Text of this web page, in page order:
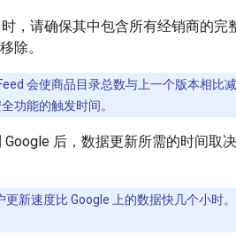
，请确保其中包含所有经销商的
除。
会使商品目录总数与上一个版本相比
功能的触发时间。
Google 后，数据更新所需的时间取
更新速度比 Google 上的数据快几个小时